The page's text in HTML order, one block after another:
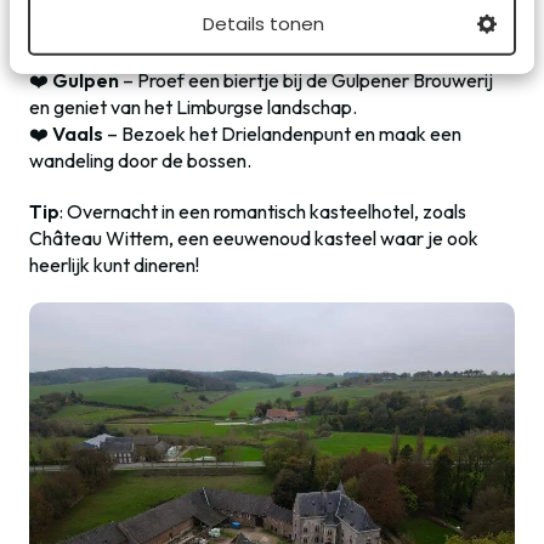
Details tonen
– Struin samen door de gezellige straatjes
en sla de culinaire parels niet over.
❤️Gulpen– Proef een biertje bij de Gulpener Brouwerij
en geniet van het Limburgse landschap.
❤️ Vaals – Bezoek het Drielandenpunt en maak een
wandeling door de bossen.
Tip: Overnacht in een romantisch kasteelhotel, zoals
Château Wittem, een eeuwenoud kasteel waar je ook
heerlijk kunt dineren!